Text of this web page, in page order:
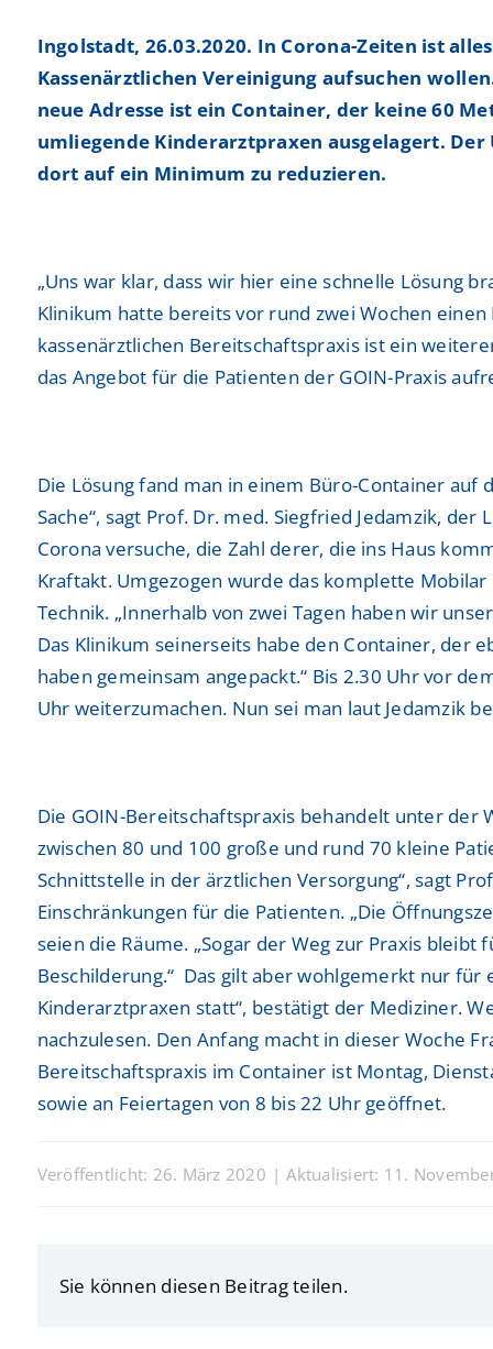
Neurologie
Nuklearmedizin
Orthopädie und Unfallchirurgie
Radiologie und Neuroradiologie
Strahlentherapie und radiologische Onkologie
Freiwilligendienste
Neurologie
Nuklearmedizin
Orthopädie und Unfallchirurgie
Radiologie und Neuroradiologie
Strahlentherapie und radiologische Onkologie
Freiwilligendienste
Ingolstadt, 26.03.2020. In Corona-Zeiten ist
Kassenärztlichen Vereinigung aufsuchen
neue Adresse ist ein Container, der keine 60
umliegende Kinderarztpraxen ausgelagert.
dort auf ein Minimum zu reduzieren.
„Uns war klar, dass wir hier eine schnelle Lösung
Klinikum hatte bereits vor rund zwei Wochen
kassenärztlichen Bereitschaftspraxis ist ein
das Angebot für die Patienten der GOIN-Praxis
Die Lösung fand man in einem Büro-Container auf
Sache“, sagt Prof. Dr. med. Siegfried Jedamzik,
Corona versuche, die Zahl derer, die ins Haus
Kraftakt. Umgezogen wurde das komplette
Technik. „Innerhalb von zwei Tagen haben wir
Das Klinikum seinerseits habe den Container, der
haben gemeinsam angepackt.“ Bis 2.30 Uhr vor
Uhr weiterzumachen. Nun sei man laut Jedamzik
Die GOIN-Bereitschaftspraxis behandelt unter der
zwischen 80 und 100 große und rund 70 kleine
Schnittstelle in der ärztlichen Versorgung“, sagt
Einschränkungen für die Patienten. „Die
seien die Räume. „Sogar der Weg zur Praxis
Beschilderung.“ Das gilt aber wohlgemerkt nur
Kinderarztpraxen statt“, bestätigt der Mediziner.
nachzulesen. Den Anfang macht in dieser Woche
Bereitschaftspraxis im Container ist Montag,
sowie an Feiertagen von 8 bis 22 Uhr geöffnet.
Veröffentlicht: 26. März 2020 | Aktualisiert: 11.
Sie können diesen Beitrag teilen.